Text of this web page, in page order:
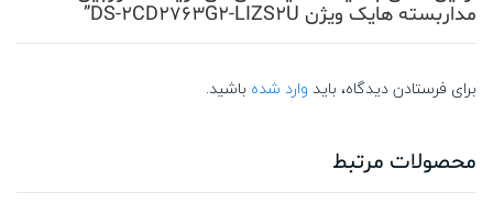
مداربسته هایک ویژن DS-2CD2763G2-LIZS2U”
برای فرستادن دیدگاه، باید وارد شده باشید.
محصولات مرتبط